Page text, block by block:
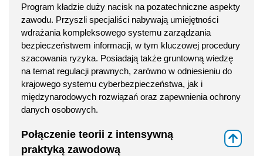
Program kładzie duży nacisk na pozatechniczne aspekty
zawodu. Przyszli specjaliści nabywają umiejętności
wdrażania kompleksowego systemu zarządzania
bezpieczeństwem informacji, w tym kluczowej procedury
szacowania ryzyka. Posiadają także gruntowną wiedzę
na temat regulacji prawnych, zarówno w odniesieniu do
krajowego systemu cyberbezpieczeństwa, jak i
międzynarodowych rozwiązań oraz zapewnienia ochrony
danych osobowych.
Połączenie teorii z intensywną
praktyką zawodową